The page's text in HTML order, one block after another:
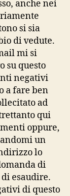
anche nei
si sia
di vedute.
mi si
su questo
negativi
a fare ben
ad
qui
oppure,
un
lo
di
esaudire.
di questo